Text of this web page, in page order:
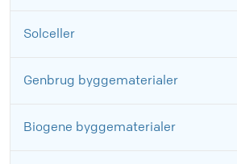
Solceller
Genbrug byggematerialer
Biogene byggematerialer